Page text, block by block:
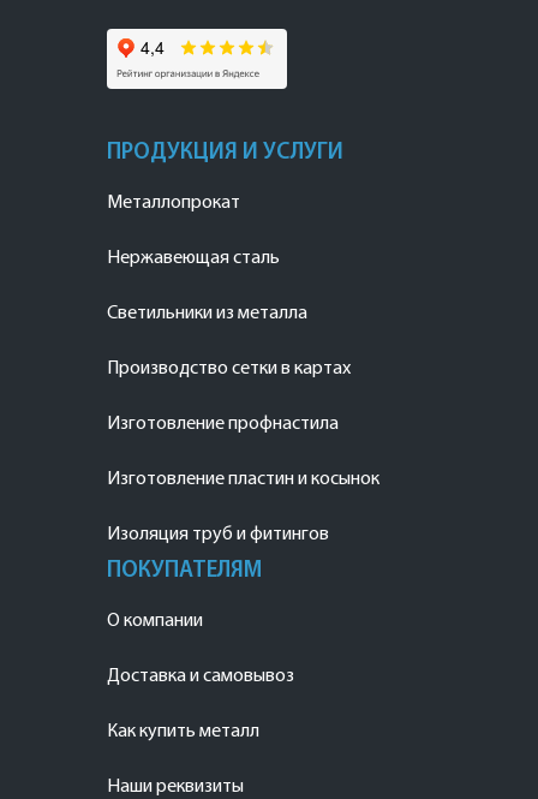
ПРОДУКЦИЯ И УСЛУГИ
Металлопрокат
Нержавеющая сталь
Светильники из металла
Производство сетки в картах
Изготовление профнастила
Изготовление пластин и косынок
Изоляция труб и фитингов
ПОКУПАТЕЛЯМ
О компании
Доставка и самовывоз
Как купить металл
Наши реквизиты